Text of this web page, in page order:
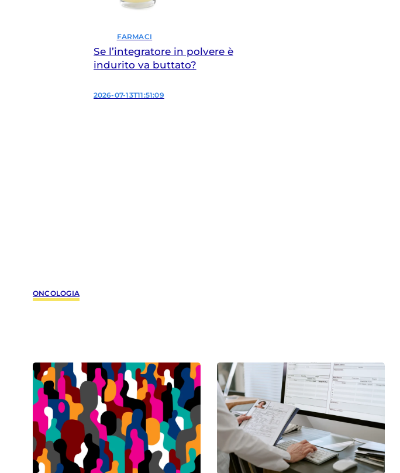
FARMACI
Se l’integratore in polvere è
indurito va buttato?
2026-07-13T11:51:09
ONCOLOGIA